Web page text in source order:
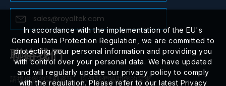
sales@royaltek.com
聯絡我們
請提供您的詳細資訊，以便我們協助您的需求。
In accordance with the implementation of the EU's
General Data Protection Regulation, we are committed to
protecting your personal information and providing you
with control over your personal data. We have updated
and will regularly update our privacy policy to comply
with the regulation. Please refer to our latest Privacy